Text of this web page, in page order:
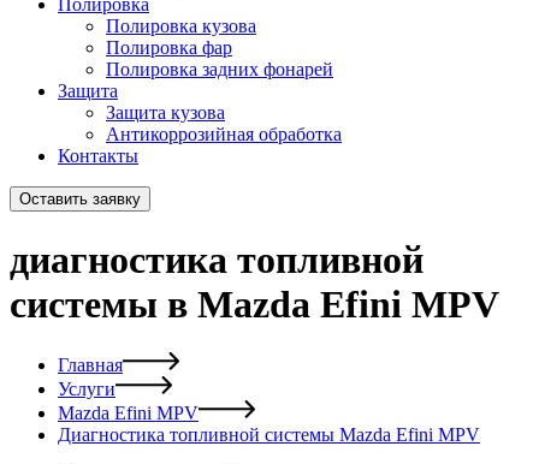
Полировка
Полировка кузова
Полировка фар
Полировка задних фонарей
Защита
Защита кузова
Антикоррозийная обработка
Контакты
Оставить заявку
диагностика топливной
системы в Mazda Efini MPV
Главная
Услуги
Mazda Efini MPV
Диагностика топливной системы Mazda Efini MPV